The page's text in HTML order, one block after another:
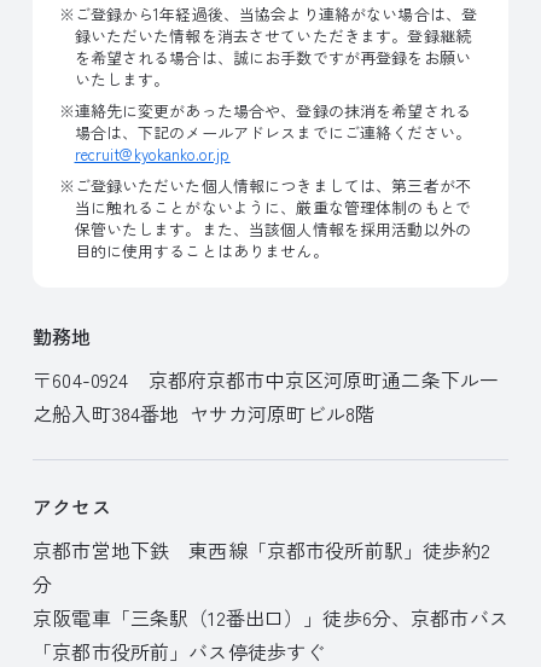
ご登録から1年経過後、当協会より連絡がない場合は、登
録いただいた情報を消去させていただきます。登録継続
を希望される場合は、誠にお手数ですが再登録をお願い
いたします。
連絡先に変更があった場合や、登録の抹消を希望される
場合は、下記のメールアドレスまでにご連絡ください。
recruit@kyokanko.or.jp
ご登録いただいた個人情報につきましては、第三者が不
当に触れることがないように、厳重な管理体制のもとで
保管いたします。また、当該個人情報を採用活動以外の
目的に使用することはありません。
勤務地
〒604-0924 京都府京都市中京区河原町通二条下ル一
之船入町384番地 ヤサカ河原町ビル8階
アクセス
京都市営地下鉄 東西線「京都市役所前駅」徒歩約2
分
京阪電車「三条駅（12番出口）」徒歩6分、京都市バス
「京都市役所前」バス停徒歩すぐ